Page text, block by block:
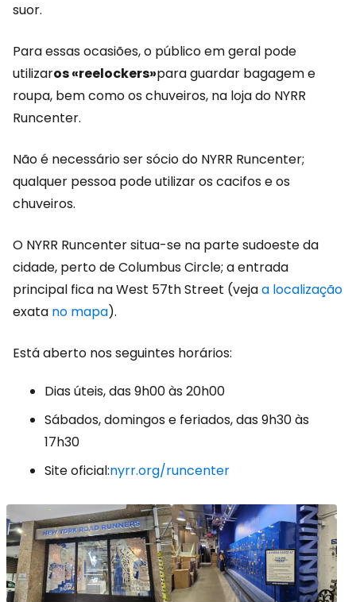
suor.
Para essas ocasiões, o público em geral pode
utilizaros «reelockers»para guardar bagagem e
roupa, bem como os chuveiros, na loja do NYRR
Runcenter.
Não é necessário ser sócio do NYRR Runcenter;
qualquer pessoa pode utilizar os cacifos e os
chuveiros.
O NYRR Runcenter situa-se na parte sudoeste da
cidade, perto de Columbus Circle; a entrada
principal fica na West 57th Street (vejaa localização
exata no mapa).
Está aberto nos seguintes horários:
Dias úteis, das 9h00 às 20h00
Sábados, domingos e feriados, das 9h30 às
17h30
Site oficial:nyrr.org/runcenter